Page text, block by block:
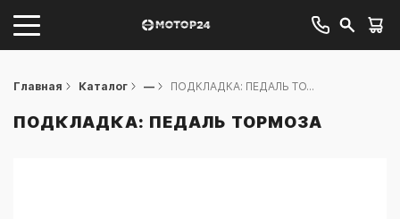
Главная Каталог — ПОДКЛАДКА: ПЕДАЛЬ ТО...
ПОДКЛАДКА: ПЕДАЛЬ ТОРМОЗА